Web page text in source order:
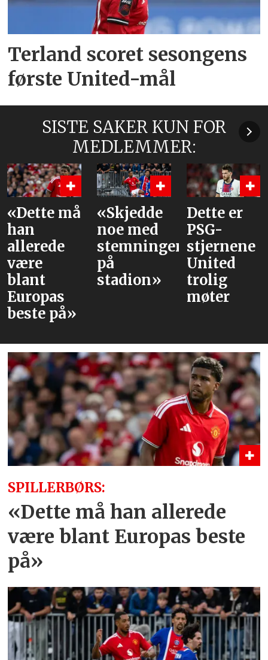
Terland scoret sesongens
første United-mål
SISTE SAKER KUN FOR
MEDLEMMER:
«Dette må
han
allerede
være
blant
Europas
beste på»
«Skjedde
noe med
stemningen
på
stadion»
Dette er
PSG-
stjernene
United
trolig
møter
SPILLERBØRS:
«Dette må han allerede
være blant Europas beste
på»